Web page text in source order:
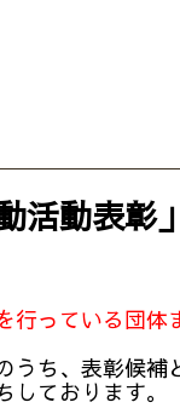
活動表彰
行っている団体
ち、表彰候補
ております。